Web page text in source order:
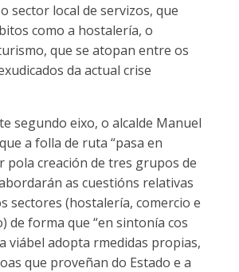
sector local de servizos, que
como a hostalería, o
que se atopan entre os
da actual crise
segundo eixo, o alcalde Manuel
a folla de ruta “pasa en
pola creación de tres grupos de
as cuestións relativas
sectores (hostalería, comercio e
de forma que “en sintonía cos
viábel adopta rmedidas propias,
que proveñan do Estado e a